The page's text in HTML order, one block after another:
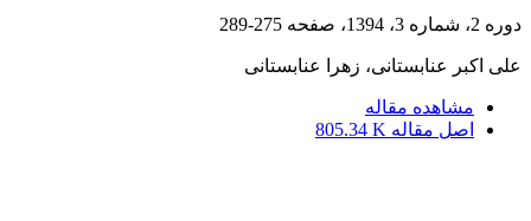
دوره 2، شماره 3، 1394، صفحه 275-289
علی اکبر عنابستانی، زهرا عنابستانی
مشاهده مقاله
اصل مقاله 805.34 K